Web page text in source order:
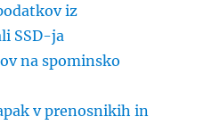
iz
SSD-ja
na spominsko
v prenosnikih in